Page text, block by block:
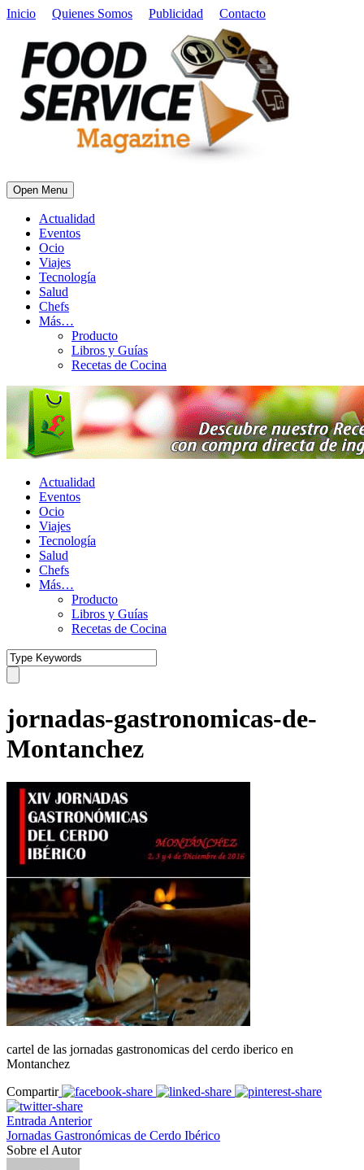
Inicio Quienes Somos Publicidad Contacto
Open Menu
Actualidad
Eventos
Ocio
Viajes
Tecnología
Salud
Chefs
Más…
Producto
Libros y Guías
Recetas de Cocina
Actualidad
Eventos
Ocio
Viajes
Tecnología
Salud
Chefs
Más…
Producto
Libros y Guías
Recetas de Cocina
jornadas-gastronomicas-de-
Montanchez
cartel de las jornadas gastronomicas del cerdo iberico en
Montanchez
Compartir
Entrada Anterior
Jornadas Gastronómicas de Cerdo Ibérico
Sobre el Autor